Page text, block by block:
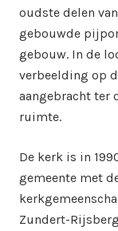
oudste delen
gebouwde
gebouw. In de
verbeelding op
aangebracht ter
ruimte.
De kerk is in
gemeente met
Zundert-